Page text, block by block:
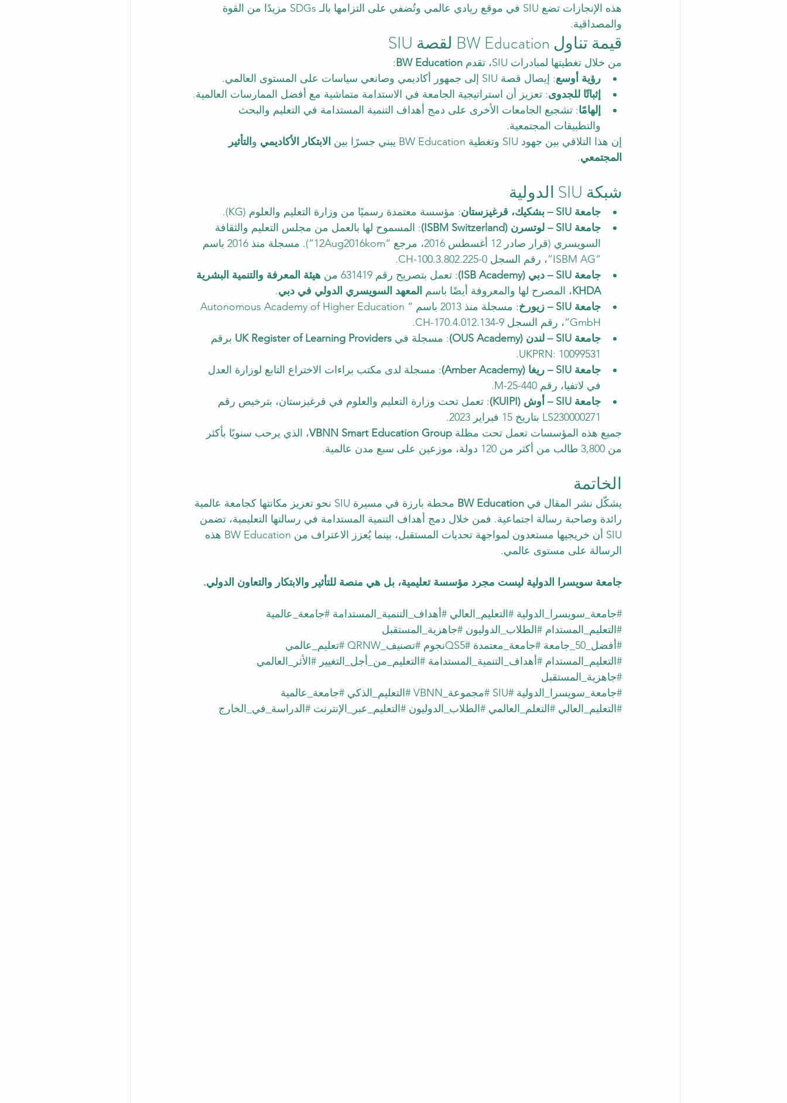
هذه الإنجازات تضع SIU في موقع ريادي عالمي وتُضفي على التزامها بالـ SDGs مزيدًا من القوة
والمصداقية.
قيمة تناول BW Education لقصة SIU
من خلال تغطيتها لمبادرات SIU، تقدم BW Education
:
رؤية أوسع: إيصال قصة SIU إلى جمهور أكاديمي وصانعي سياسات على المستوى العالمي.
إثباتًا للجدوى: تعزيز أن استراتيجية الجامعة في الاستدامة متماشية مع أفضل الممارسات العالمية.
إلهامًا: تشجيع الجامعات الأخرى على دمج أهداف التنمية المستدامة في التعليم والبحث
والتطبيقات المجتمعية.
إن هذا التلاقي بين جهود SIU وتغطية BW Education يبني جسرًا بين
الابتكار الأكاديمي و التأثير
المجتمعي.
شبكة SIU الدولية
جامعة SIU – بشكيك، قرغيزستان
: مؤسسة معتمدة رسميًا من وزارة التعليم والعلوم (KG).
جامعة SIU – لوتسرن (ISBM Switzerland)
: المسموح لها بالعمل من مجلس التعليم والثقافة
السويسري (قرار صادر 12 أغسطس 2016، مرجع “12Aug2016kom”). مسجلة منذ 2016 باسم
“ISBM AG”، رقم السجل CH-100.3.802.225-0.
جامعة SIU – دبي (ISB Academy)
: تعمل بتصريح رقم 631419 من
هيئة المعرفة والتنمية البشرية
KHDA، المصرح لها والمعروفة أيضًا باسم المعهد السويسري الدولي في دبي.
جامعة SIU – زيورخ
: مسجلة منذ 2013 باسم “Autonomous Academy of Higher Education
GmbH”، رقم السجل CH-170.4.012.134-9.
جامعة SIU – لندن (OUS Academy)
: مسجلة في UK Register of Learning Providers برقم
UKPRN: 10099531.
جامعة SIU – ريغا (Amber Academy)
: مسجلة لدى مكتب براءات الاختراع التابع لوزارة العدل
في لاتفيا، رقم M-25-440.
جامعة SIU – أوش (KUIPI)
: تعمل تحت وزارة التعليم والعلوم في قرغيزستان، بترخيص رقم
LS230000271 بتاريخ 15 فبراير 2023.
جميع هذه المؤسسات تعمل تحت مظلة VBNN Smart Education Group، الذي يرحب سنويًا بأكثر
من 3,800 طالب من أكثر من 120 دولة، موزعين على سبع مدن عالمية.
الخاتمة
يشكّل نشر المقال في BW Education
محطة بارزة في مسيرة SIU نحو تعزيز مكانتها كجامعة عالمية
رائدة وصاحبة رسالة اجتماعية. فمن خلال دمج أهداف التنمية المستدامة في رسالتها التعليمية، تضمن
SIU أن خريجيها مستعدون لمواجهة تحديات المستقبل، بينما يُعزز الاعتراف من BW Education هذه
الرسالة على مستوى عالمي.
جامعة سويسرا الدولية ليست مجرد مؤسسة تعليمية، بل هي منصة للتأثير والابتكار والتعاون الدولي.
#جامعة_سويسرا_الدولية #التعليم_العالي #أهداف_التنمية_المستدامة #جامعة_عالمية
#التعليم_المستدام #الطلاب_الدوليون #جاهزية_المستقبل
#أفضل_50_جامعة
#جامعة_معتمدة #QS5نجوم #تصنيف_QRNW
#تعليم_عالمي
#التعليم_المستدام #أهداف_التنمية_المستدامة #التعليم_من_أجل_التغيير #الأثر_العالمي
#جاهزية_المستقبل
#جامعة_سويسرا_الدولية #SIU #مجموعة_VBNN #التعليم_الذكي #جامعة_عالمية
#التعليم_العالي #التعلم_العالمي #الطلاب_الدوليون #التعليم_عبر_الإنترنت #الدراسة_في_الخارج